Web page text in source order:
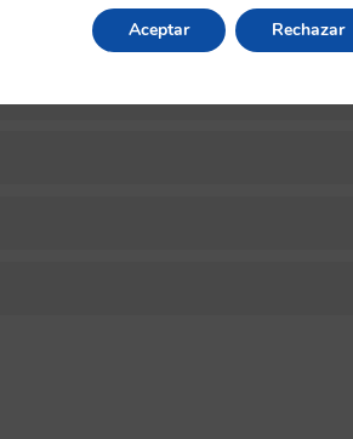
Aceptar Rechazar